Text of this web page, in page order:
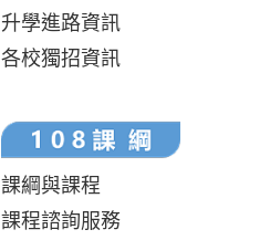
升學進路資訊
各校獨招資訊
課綱與課程
課程諮詢服務